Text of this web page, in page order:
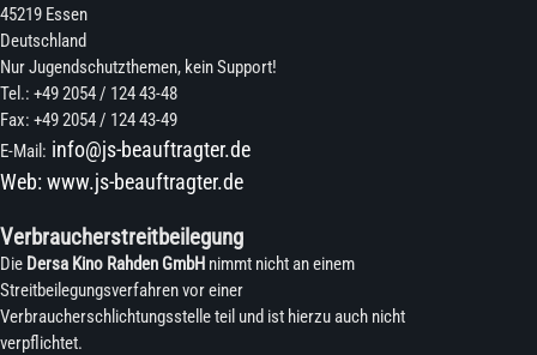
45219 Essen
Deutschland
Nur Jugendschutzthemen, kein Support!
Tel.: +49 2054 / 124 43-48
Fax: +49 2054 / 124 43-49
E-Mail: info@js-beauftragter.de
Web: www.js-beauftragter.de
Verbraucherstreitbeilegung
Die Dersa Kino Rahden GmbH nimmt nicht an einem
Streitbeilegungsverfahren vor einer
Verbraucherschlichtungsstelle teil und ist hierzu auch nicht
verpflichtet.